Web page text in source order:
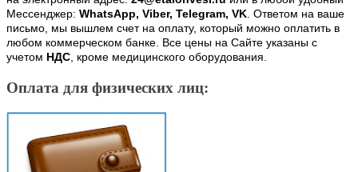
Мессенджер: WhatsApp, Viber, Telegram, VK. Ответом на ваше
письмо, мы вышлем счет на оплату, который можно оплатить в
любом коммерческом банке. Все цены на Сайте указаны с
учетом НДС, кроме медицинского оборудования.
Оплата для физических лиц: